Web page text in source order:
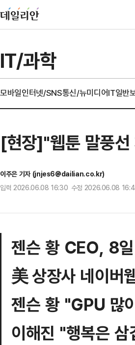
IT/과학
모바일인터넷/SNS통신/뉴미디어IT일반
[현장]"웹툰 말풍
이주은 기자 (jnjes6@dailian.co.kr)
입력 2026.06.08 16:30 수정 2026.06.08
젠슨 황 CEO, 8
美 상장사 네이버
젠슨 황 "GPU 많
이해진 "행복은